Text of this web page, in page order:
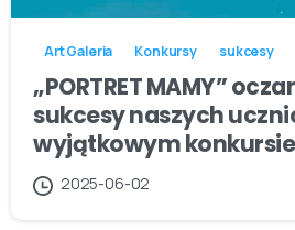
Art Galeria Konkursy sukcesy
„PORTRET MAMY”
sukcesy naszych
wyjątkowym
2025-06-02